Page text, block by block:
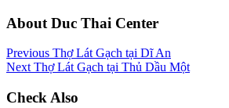
About Duc Thai Center
Previous Thợ Lát Gạch tại Dĩ An
Next Thợ Lát Gạch tại Thủ Dầu Một
Check Also